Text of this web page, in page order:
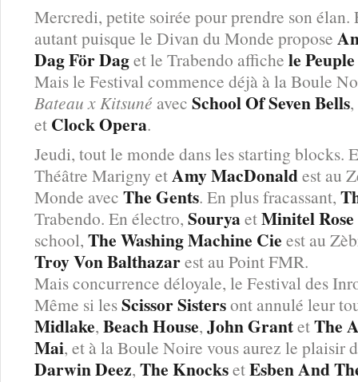
Mercredi, petite soirée pour prendre son élan.
autant puisque le Divan du Monde propose
Dag För Daget le Trabendo affiche le
Mais le Festival commence déjà à la Boule
Bateau x Kitsuné avec School Of Seven Bells,
et Clock Opera.
Jeudi, tout le monde dans les starting blocks.
Théâtre Marigny etAmy MacDonaldest au
Monde avec The Gents. En plus fracassant,
Trabendo. En électro, SouryaetMinitel Rose
school, The Washing Machine Cie est au
Troy Von Balthazarest au Point FMR.
Mais concurrence déloyale, le Festival des
Même si lesScissor Sistersont annulé leur
Midlake, Beach House, John GrantetThe
Mai, et à la Boule Noire vous aurez le plaisir
Darwin Deez, The KnocksetEsben And